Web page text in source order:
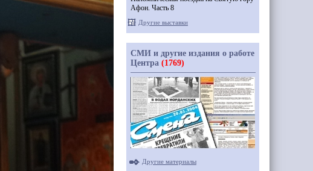
Афон. Часть 8
Другие выставки
СМИ и другие издания о работе
Центра (1769)
Другие материалы